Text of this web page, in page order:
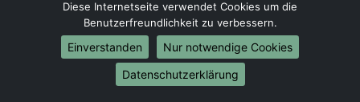
Umzug von Wuppertal nach Lettland
Umzug von Wuppertal nach Zypern
Umzug von Wuppertal nach Kroatien
Umzug von Wuppertal nach Estland
Umzug von Wuppertal nach Finnland
Diese Internetseite verwendet Cookies um die
Benutzerfreundlichkeit zu verbessern.
Einverstanden
Nur notwendige Cookies
Datenschutzerklärung